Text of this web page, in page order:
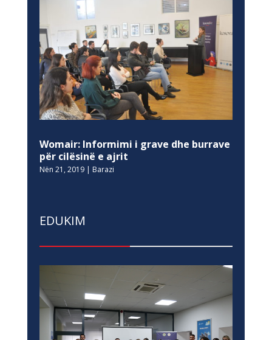
Womair: Informimi i grave dhe burrave
për cilësinë e ajrit
Nën 21, 2019| Barazi
EDUKIM